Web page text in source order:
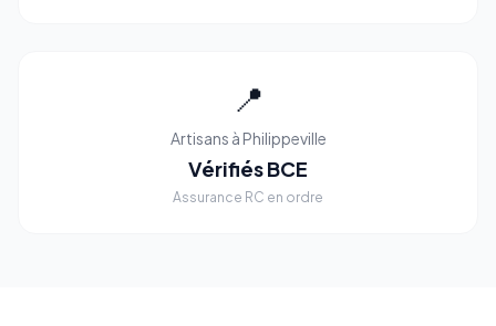
📍
Artisans à Philippeville
Vérifiés BCE
Assurance RC en ordre